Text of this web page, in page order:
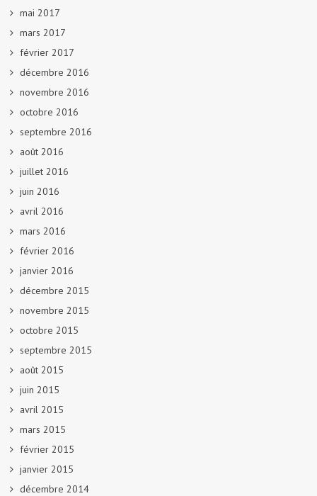
mai 2017
mars 2017
février 2017
décembre 2016
novembre 2016
octobre 2016
septembre 2016
août 2016
juillet 2016
juin 2016
avril 2016
mars 2016
février 2016
janvier 2016
décembre 2015
novembre 2015
octobre 2015
septembre 2015
août 2015
juin 2015
avril 2015
mars 2015
février 2015
janvier 2015
décembre 2014